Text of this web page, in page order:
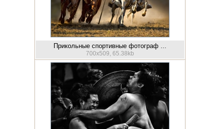
Прикольные спортивные фотограф ...
700x509, 65.38kb